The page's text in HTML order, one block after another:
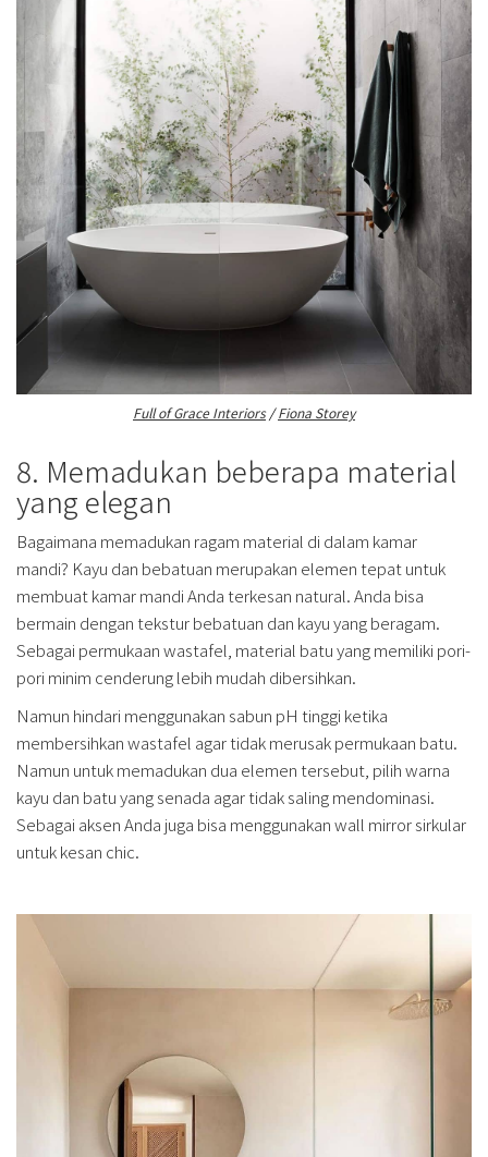
Full of Grace Interiors/Fiona Storey
8. Memadukan beberapa material
yang elegan
Bagaimana memadukan ragam material di dalam kamar
mandi? Kayu dan bebatuan merupakan elemen tepat untuk
membuat kamar mandi Anda terkesan natural. Anda bisa
bermain dengan tekstur bebatuan dan kayu yang beragam.
Sebagai permukaan wastafel, material batu yang memiliki pori-
pori minim cenderung lebih mudah dibersihkan.
Namun hindari menggunakan sabun pH tinggi ketika
membersihkan wastafel agar tidak merusak permukaan batu.
Namun untuk memadukan dua elemen tersebut, pilih warna
kayu dan batu yang senada agar tidak saling mendominasi.
Sebagai aksen Anda juga bisa menggunakan wall mirror sirkular
untuk kesan chic.